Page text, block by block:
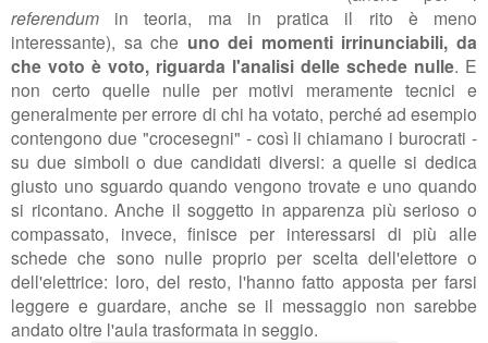
referendum in teoria, ma in pratica il rito è meno
interessante), sa che uno dei momenti irrinunciabili, da
che voto è voto, riguarda l'analisi delle schede nulle. E
non certo quelle nulle per motivi meramente tecnici e
generalmente per errore di chi ha votato, perché ad esempio
contengono due "crocesegni" - così li chiamano i burocrati -
su due simboli o due candidati diversi: a quelle si dedica
giusto uno sguardo quando vengono trovate e uno quando
si ricontano. Anche il soggetto in apparenza più serioso o
compassato, invece, finisce per interessarsi di più alle
schede che sono nulle proprio per scelta dell'elettore o
dell'elettrice: loro, del resto, l'hanno fatto apposta per farsi
leggere e guardare, anche se il messaggio non sarebbe
andato oltre l'aula trasformata in seggio.